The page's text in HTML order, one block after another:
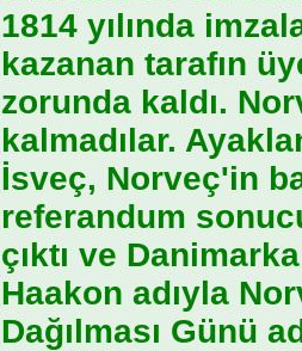
1814 yılında
kazanan tarafın
zorunda kaldı.
kalmadılar.
İsveç, Norveç'in
referandum
çıktı ve
Haakon adıyla
Dağılması Günü